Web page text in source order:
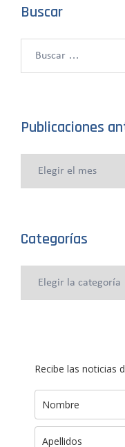
Buscar
Publicaciones
Categorías
Recibe las noticias